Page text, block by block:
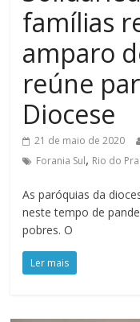
famílias
amparo
reúne
Diocese
21 de maio de 2020
Forania Sul, Rio do
As paróquias da
neste tempo de
pobres. O
Ler mais